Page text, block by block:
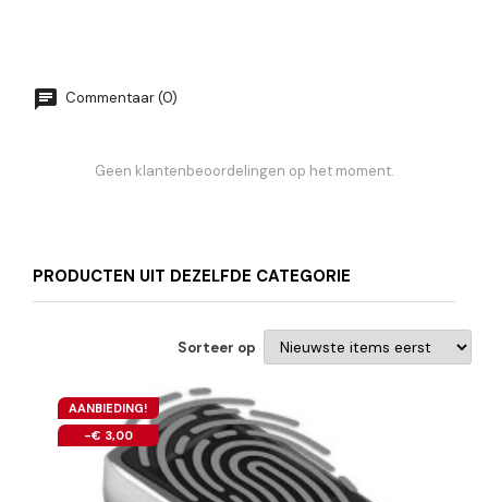
Commentaar (0)
Geen klantenbeoordelingen op het moment.
PRODUCTEN UIT DEZELFDE CATEGORIE
Sorteer op
AANBIEDING!
-€ 3,00